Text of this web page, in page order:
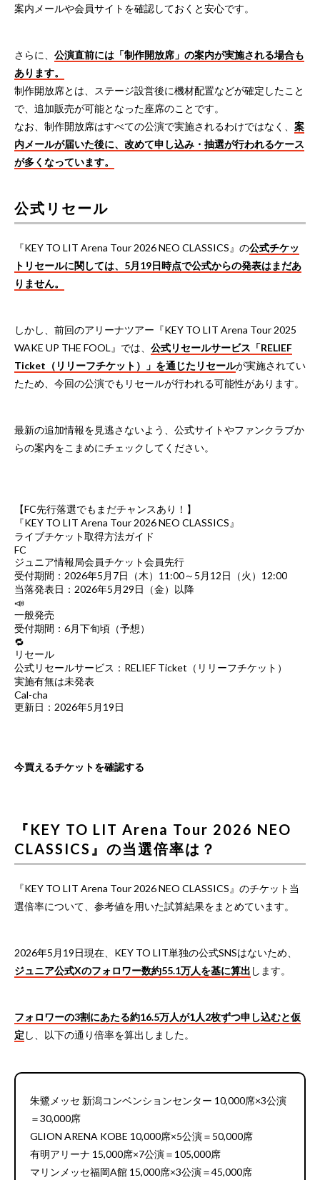
案内メールや会員サイトを確認しておくと安心です。
さらに、 公演直前には「制作開放席」の案内が実施される場合も
あります。
制作開放席とは、ステージ設営後に機材配置などが確定したこと
で、追加販売が可能となった座席のことです。
なお、制作開放席はすべての公演で実施されるわけではなく、 案
内メールが届いた後に、改めて申し込み・抽選が行われるケース
が多くなっています。
公式リセール
『KEY TO LIT Arena Tour 2026 NEO CLASSICS』の公式チケッ
トリセールに関しては、5月19日時点で公式からの発表はまだあ
りません。
しかし、前回のアリーナツアー『KEY TO LIT Arena Tour 2025
WAKE UP THE FOOL』では、 公式リセールサービス「RELIEF
Ticket（リリーフチケット）」を通じたリセールが実施されてい
たため、今回の公演でもリセールが行われる可能性があります。
最新の追加情報を見逃さないよう、公式サイトやファンクラブか
らの案内をこまめにチェックしてください。
【FC先行落選でもまだチャンスあり！】
『KEY TO LIT Arena Tour 2026 NEO CLASSICS』
ライブチケット取得方法ガイド
FC
ジュニア情報局会員チケット会員先行
受付期間：2026年5月7日（木）11:00～5月12日（火）12:00
当落発表日：2026年5月29日（金）以降
📣
一般発売
受付期間：6月下旬頃（予想）
🔁
リセール
公式リセールサービス：RELIEF Ticket（リリーフチケット）
実施有無は未発表
Cal-cha
更新日：2026年5月19日
今買えるチケットを確認する
『KEY TO LIT Arena Tour 2026 NEO
CLASSICS』の当選倍率は？
『KEY TO LIT Arena Tour 2026 NEO CLASSICS』のチケット当
選倍率について、参考値を用いた試算結果をまとめています。
2026年5月19日現在、KEY TO LIT単独の公式SNSはないため、
ジュニア公式Xのフォロワー数約55.1万人を基に算出 します。
フォロワーの3割にあたる約16.5万人が1人2枚ずつ申し込むと仮
定 し、以下の通り倍率を算出しました。
朱鷺メッセ 新潟コンベンションセンター 10,000席×3公演
＝30,000席
GLION ARENA KOBE 10,000席×5公演＝50,000席
有明アリーナ 15,000席×7公演＝105,000席
マリンメッセ福岡A館 15,000席×3公演＝45,000席